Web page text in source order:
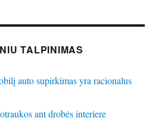
TALPINIMAS
auto supirkimas yra racionalus
ant drobės interjere